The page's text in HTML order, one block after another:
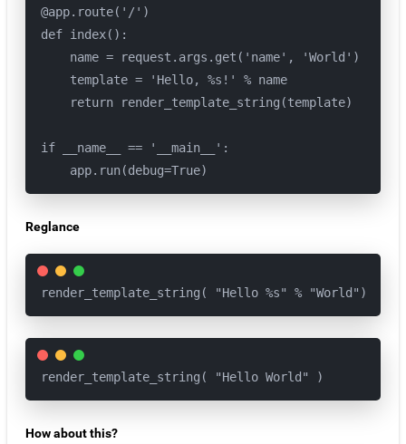
@app.route('/')
def index():
    name = request.args.get('name', 'World')
    template = 'Hello, %s!' % name
    return render_template_string(template)
if __name__ == '__main__':
Reglance
render_template_string( "Hello %s" % "World")
render_template_string( "Hello World" )
How about this?